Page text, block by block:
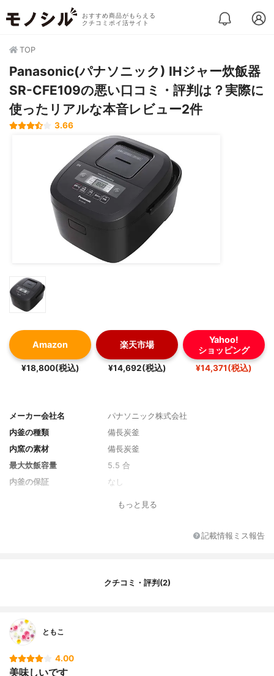
おすすめ商品がもらえる
クチコミポイ活サイト
TOP
Panasonic(パナソニック) IHジャー炊飯器
SR-CFE109の悪い口コミ・評判は？実際に
使ったリアルな本音レビュー2件
3.66
Amazon
¥18,800(税込)
楽天市場
¥14,692(税込)
Yahoo!
ショッピング
¥14,371(税込)
メーカー会社名
パナソニック株式会社
内釜の種類
備長炭釜
内窯の素材
備長炭釜
最大炊飯容量
5.5 合
内釜の保証
なし
257x200x323 mm
もっと見る
記載情報ミス報告
クチコミ・評判(2)
ともこ
4.00
美味しいです